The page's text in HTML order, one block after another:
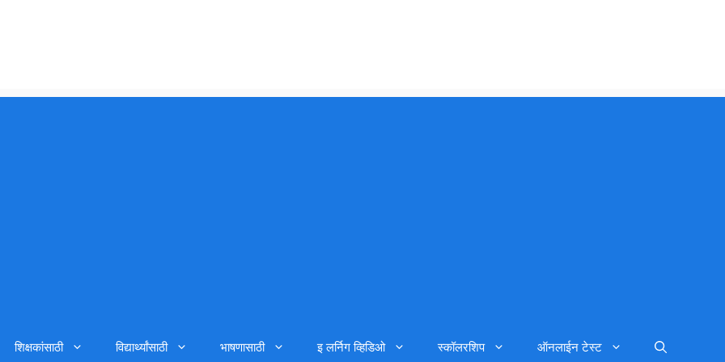
शिक्षकांसाठी विद्यार्थ्यांसाठी भाषणासाठी इ लर्निग व्हिडिओ स्कॉलरशिप ऑनलाईन टेस्ट